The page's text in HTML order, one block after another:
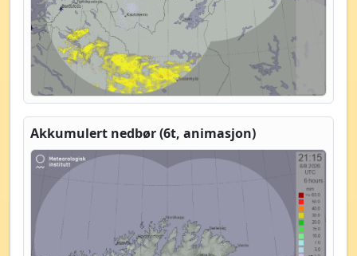
Akkumulert nedbør (6t, animasjon)